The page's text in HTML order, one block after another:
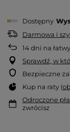
Dostępny
Darmowa i
14dni na
Sprawdź, w
Bezpieczne
Kup na raty (
Odroczone
zwrócisz